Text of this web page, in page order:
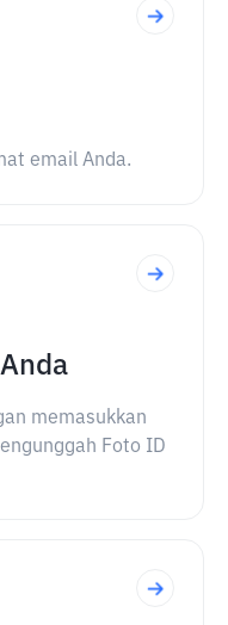
email Anda.
memasukkan
Foto ID